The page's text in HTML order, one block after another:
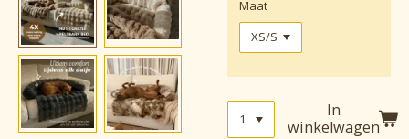
Maat
In
winkelwagen